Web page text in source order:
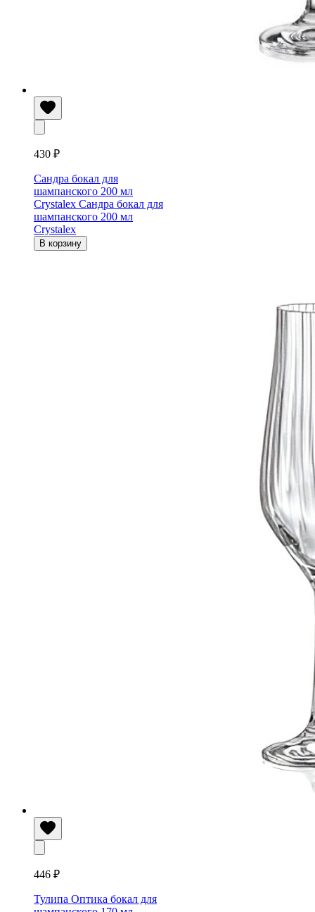
430 ₽
Сандра бокал для
шампанского 200 мл
Crystalex Сандра бокал для
шампанского 200 мл
Crystalex
В корзину
446 ₽
Тулипа Оптика бокал для